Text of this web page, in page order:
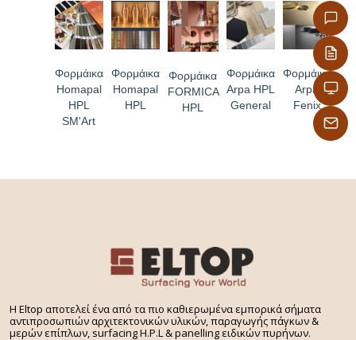
Φορμάικα
Homapal
HPL
SM'Art
Φορμάικα
Homapal
HPL
Φορμάικα
FORMICA
HPL
Φορμάικα
Arpa HPL
General
Φορμάικα
Arpa
Fenix
H Eltop αποτελεί ένα από τα πιο καθιερωμένα εμπορικά σήματα
αντιπροσωπιών αρχιτεκτονικών υλικών, παραγωγής πάγκων &
μερών επίπλων, surfacing H.P.L & panelling ειδικών πυρήνων.